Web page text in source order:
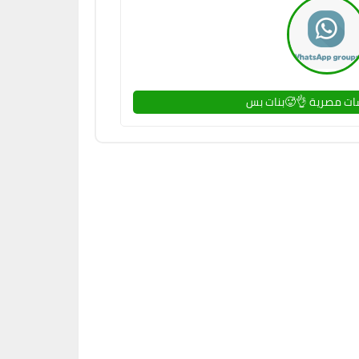
مصرية 👌🥵بنات بس